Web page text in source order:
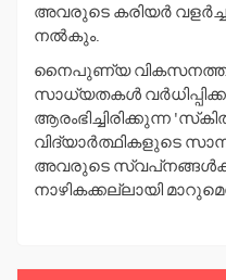
അവരുടെ കരിയർ
നൽകും.
നൈപുണ്യ
സാധ്യതകൾ
ആരംഭിച്ചിരിക്കുന്ന
വിദ്യാർത്ഥികളുടെ
അവരുടെ
നാഴികക്കല്ലായി